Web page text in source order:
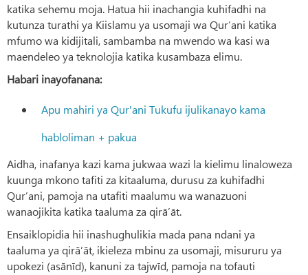
katika sehemu moja. Hatua hii inachangia kuhifadhi na
kutunza turathi ya Kiislamu ya usomaji wa Qur’ani katika
mfumo wa kidijitali, sambamba na mwendo wa kasi wa
maendeleo ya teknolojia katika kusambaza elimu.
Habari inayofanana:
Apu mahiri ya Qur'ani Tukufu ijulikanayo kama
habloliman + pakua
Aidha, inafanya kazi kama jukwaa wazi la kielimu linaloweza
kuunga mkono tafiti za kitaaluma, durusu za kuhifadhi
Qur’ani, pamoja na utafiti maalumu wa wanazuoni
wanaojikita katika taaluma za qirā’āt.
Ensaiklopidia hii inashughulikia mada pana ndani ya
taaluma ya qirā’āt, ikieleza mbinu za usomaji, misururu ya
upokezi (asānīd), kanuni za tajwīd, pamoja na tofauti